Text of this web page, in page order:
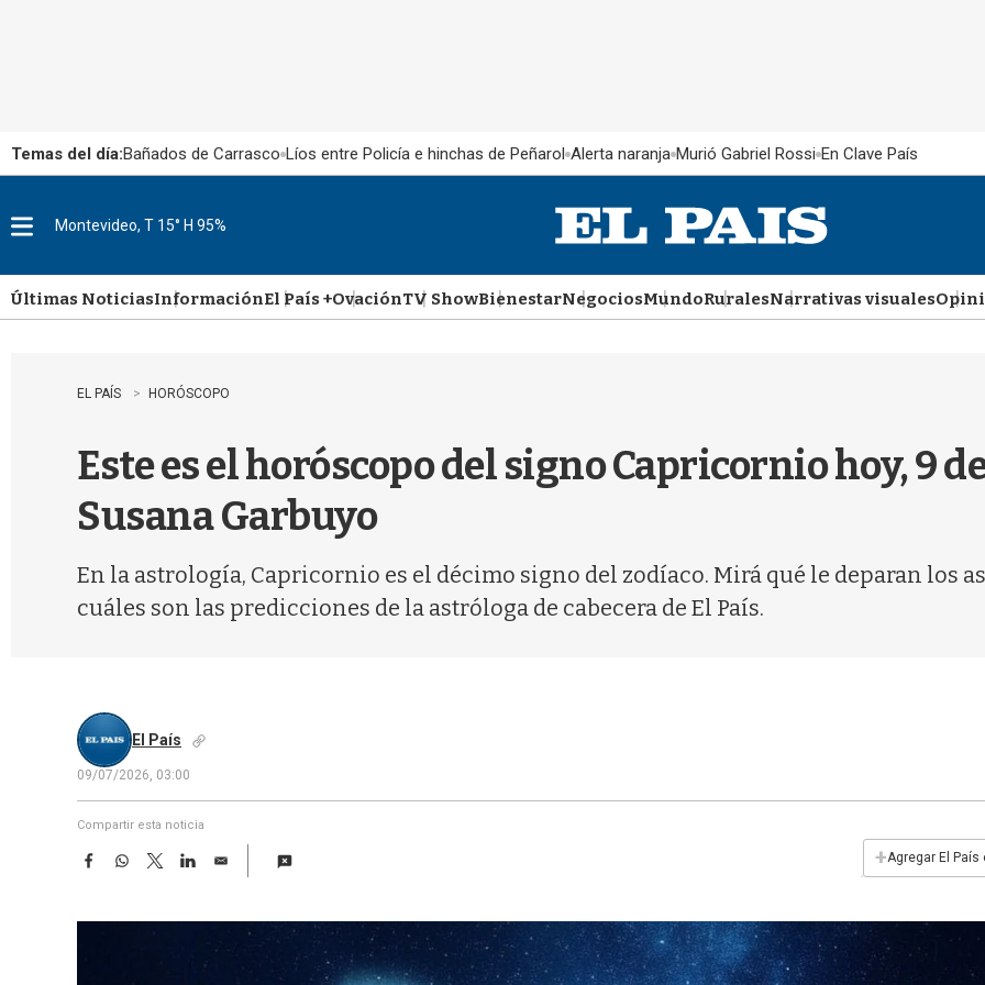
Temas del día:Bañados de Carrasco Líos entre Policía e hinchas de Peñarol Alerta naranja Murió Gabriel Rossi En Clave País
u
Montevideo, T 15° H 95%
Últimas NoticiasInformaciónEl País +OvaciónTV ShowBienestarNegociosMundoRuralesNarrativas visuales
EL PAÍS HORÓSCOPO
Este es el horóscopo del signo Capricornio hoy, 9
Susana Garbuyo
En la astrología, Capricornio es el décimo signo del zodíaco. Mirá qué le deparan los
cuáles son las predicciones de la astróloga de cabecera de El País.
El País
09/07/2026, 03:00
Compartir esta noticia
F
e
W
t
T
w
t
L
k
E
i
+Agregar El País